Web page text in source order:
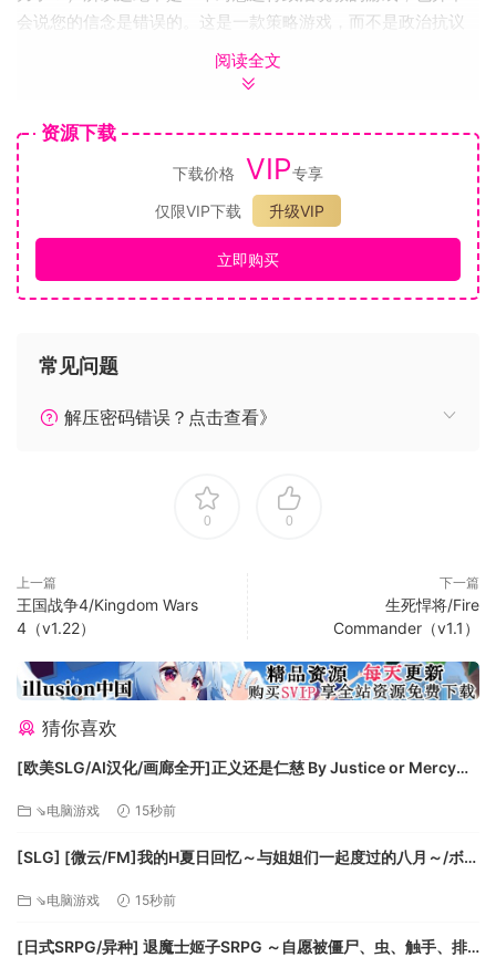
会说您的信念是错误的。这是一款策略游戏，而不是政治抗议
:D。如果您想把自己的国家打造成艾茵·兰德的幻想乡，废除所
有的公共开支和所有的税收，您可以这样做。这可能会成功，
路、能源公司、自来水公司国有化，给企业高管的薪酬设定上
限，禁止拥有第二套住房，并实行全民收入，您也可以这样
做。游戏尝试做的就是模拟您所采取的任何行动的短期和长期
的*可能*效果。
由于模组制作者非常热情地支持该系列的先前几代游戏，我们
正在努力使《Democracy 4》也尽可能对模组友好，Steam创
果您认为我们对汽车税和汽车的使用之间关联的分析有误（举
例而言），可以轻松地编辑它，并与其他玩家分享您的更改。
选举，而是治理国家。输掉选举只是结局（除非您被暗杀），
游戏的真正挑战是您是否能建立一个真正让自己引以为豪的国
阅读全文
资源下载
下载价格 VIP专享
仅限VIP下载
升级VIP
立即购买
常见问题
解压密码错误？点击查看》
0 0
上一篇
王国战争4/Kingdom Wars
4（v1.22）
下一篇
生死悍将/Fire
Commander（v1.1）
猜你喜欢
[欧美SLG/AI汉化/画廊全开]正义还是仁慈 By Justice or Mercy
⇘电脑游戏 15秒前
[SLG] [微云/FM]我的H夏日回忆～与姐姐们一起度过的八月～/ボク
pc [3.15G]
⇘电脑游戏 15秒前
[日式SRPG/异种] 退魔士姬子SRPG ～自愿被僵尸、虫、触手、排